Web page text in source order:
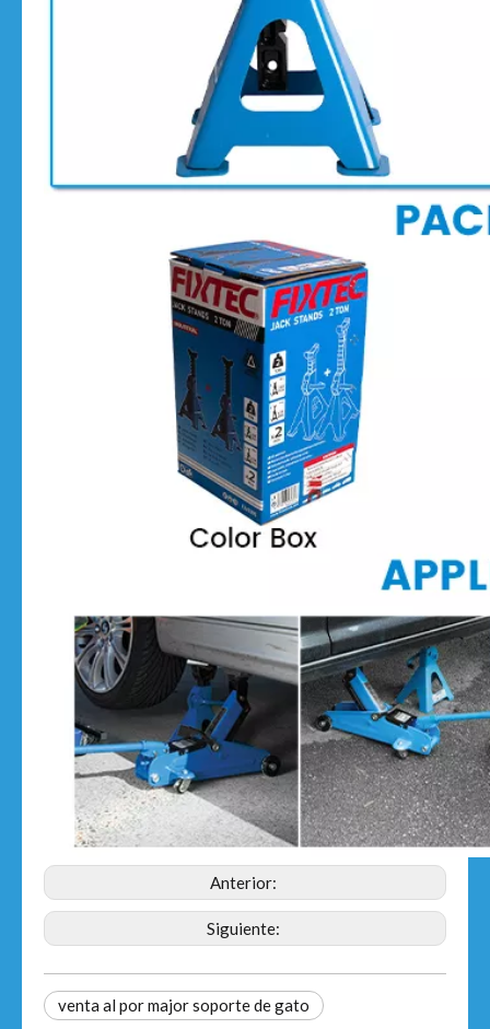
Anterior:
Siguiente:
venta al por major soporte de gato